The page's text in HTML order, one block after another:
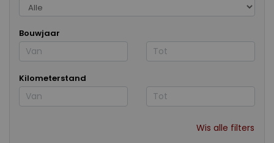
Bouwjaar
Kilometerstand
Wis alle filters